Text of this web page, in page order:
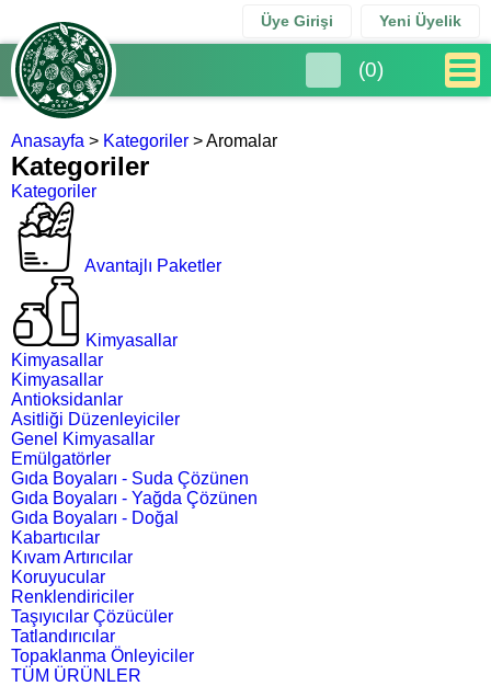
Üye Girişi Yeni Üyelik
(0)
Anasayfa > Kategoriler >Aromalar
Kategoriler
Kategoriler
Avantajlı Paketler
Kimyasallar
Kimyasallar
Kimyasallar
Antioksidanlar
Asitliği Düzenleyiciler
Genel Kimyasallar
Emülgatörler
Gıda Boyaları - Suda Çözünen
Gıda Boyaları - Yağda Çözünen
Gıda Boyaları - Doğal
Kabartıcılar
Kıvam Artırıcılar
Koruyucular
Renklendiriciler
Taşıyıcılar Çözücüler
Tatlandırıcılar
Topaklanma Önleyiciler
TÜM ÜRÜNLER